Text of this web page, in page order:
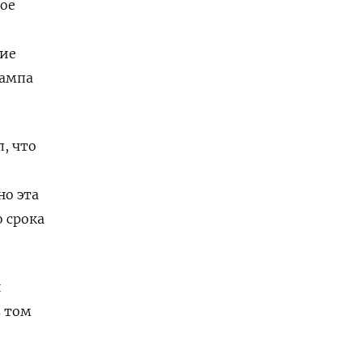
что
эта
срока
том